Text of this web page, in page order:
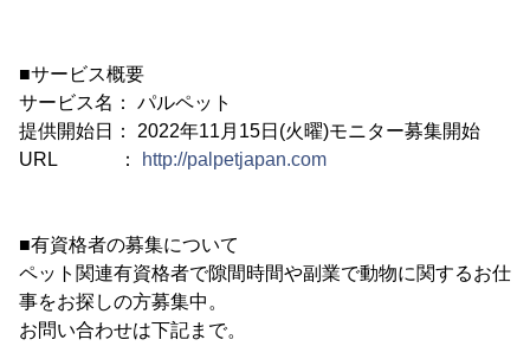
■サービス概要
サービス名： パルペット
提供開始日： 2022年11月15日(火曜)モニター募集開始
URL ：
http://palpetjapan.com
■有資格者の募集について
ペット関連有資格者で隙間時間や副業で動物に関するお仕
事をお探しの方募集中。
お問い合わせは下記まで。